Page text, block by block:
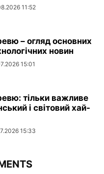
11:52
– огляд основних
новин
15:01
тільки важливе
і світовий хай-
15:33